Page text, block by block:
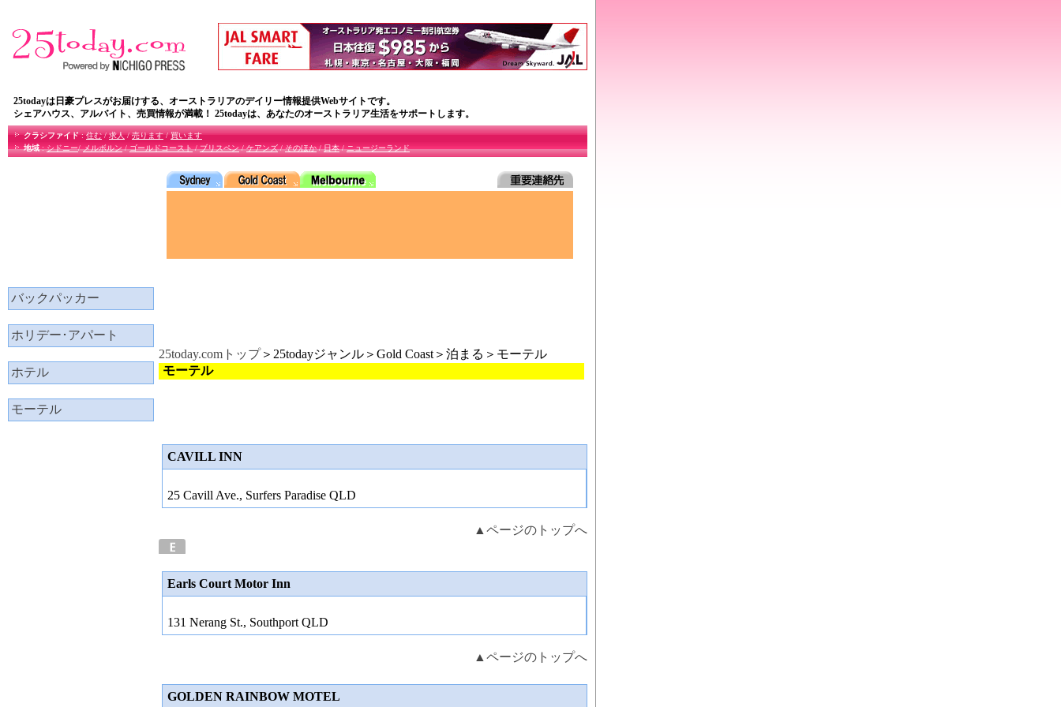
25todayは日豪プレスがお届けする、オーストラリアのデイリー情報提供Webサイトです。
シェアハウス、アルバイト、売買情報が満載！ 25todayは、あなたのオーストラリア生活をサポートします。
クラシファイド:住む/求人/売ります/買います
地域:シドニー/メルボルン/ゴールドコースト/ブリスペン/ケアンズ/そのほか/日本/ニュージーランド
バックパッカー
ホリデー･アパート
ホテル
モーテル
25today.comトップ＞25todayジャンル＞Gold Coast＞泊まる＞モーテル
モーテル
CAVILL INN
25 Cavill Ave., Surfers Paradise QLD
▲ページのトップへ
Earls Court Motor Inn
131 Nerang St., Southport QLD
▲ページのトップへ
GOLDEN RAINBOW MOTEL